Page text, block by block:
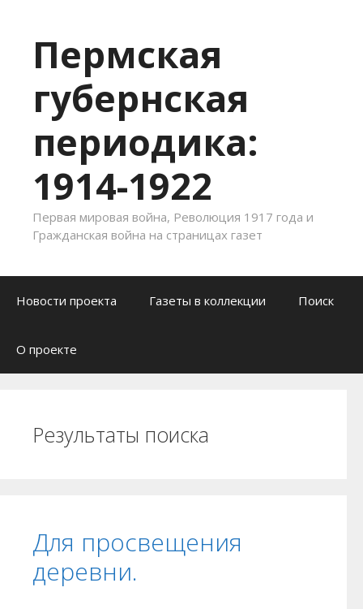
Пермская
губернская
периодика:
1914-1922
Первая мировая война, Революция 1917 года и
Гражданская война на страницах газет
Новости проекта
Газеты в коллекции Поиск
О проекте
Результаты поиска
Для просвещения
деревни.